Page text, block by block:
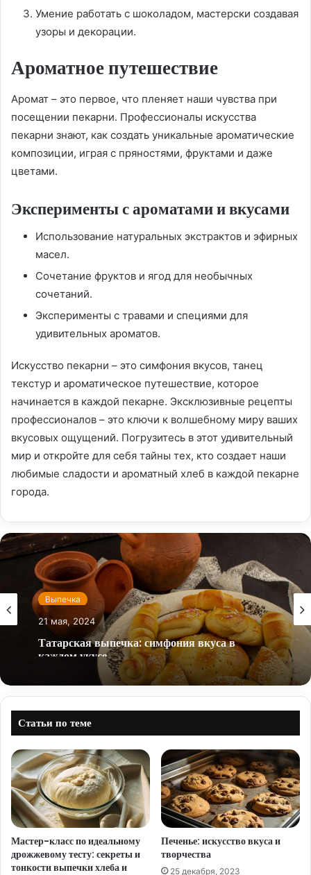
Умение работать с шоколадом, мастерски создавая
узоры и декорации.
Ароматное путешествие
Аромат – это первое, что пленяет наши чувства при
посещении пекарни. Профессионалы искусства
пекарни знают, как создать уникальные ароматические
композиции, играя с пряностями, фруктами и даже
цветами.
Эксперименты с ароматами и вкусами
Использование натуральных экстрактов и эфирных
масел.
Сочетание фруктов и ягод для необычных
сочетаний.
Эксперименты с травами и специями для
удивительных ароматов.
Искусство пекарни – это симфония вкусов, танец
текстур и ароматическое путешествие, которое
начинается в каждой пекарне. Эксклюзивные рецепты
профессионалов – это ключи к волшебному миру ваших
вкусовых ощущений. Погрузитесь в этот удивительный
мир и откройте для себя тайны тех, кто создает наши
любимые сладости и ароматный хлеб в каждой пекарне
города.
Выпечка
21 мая, 2024
Татарская выпечка: симфония вкуса в
каждом укусе
Статьи по теме
Мастер-класс по идеальному
дрожжевому тесту: секреты и
тонкости выпечки хлеба и
Печенье: искусство вкуса и
творчества
25 декабря, 2023